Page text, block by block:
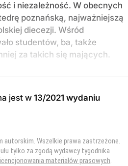
i niezależność. W obecnych
poznańską, najważniejszą
diecezji. Wśród
studentów, ba, także
za takich się mających.
jest w13/2021 wydaniu
autorskim. Wszelkie prawa zastrzeżone.
tylko za zgodą wydawcy tygodnika
materiałów prasowych.